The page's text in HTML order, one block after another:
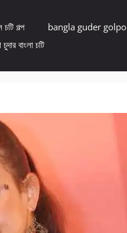
চটি গল্প bangla guder golpo
চুদার বাংলা চটি